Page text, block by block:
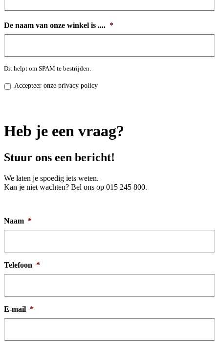
De naam van onze winkel is .... *
Dit helpt om SPAM te bestrijden.
Privacy
Accepteer onze privacy policy
Heb je een vraag?
Stuur ons een bericht!
We laten je spoedig iets weten.
Kan je niet wachten? Bel ons op 015 245 800.
Naam *
Telefoon *
E-mail *